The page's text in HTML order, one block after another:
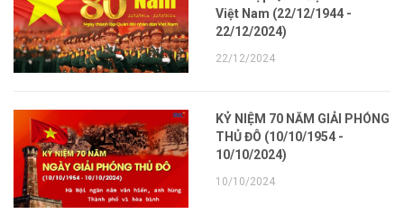
Việt Nam (22/12/1944 -
22/12/2024)
22/12/2024
KỶ NIỆM 70 NĂM GIẢI PHÓNG
THỦ ĐÔ (10/10/1954 -
10/10/2024)
10/10/2024